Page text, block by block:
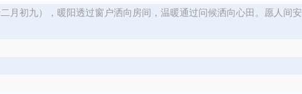
月初九），暖阳透过窗户洒向房间，温暖通过问候洒向心田。愿人间安